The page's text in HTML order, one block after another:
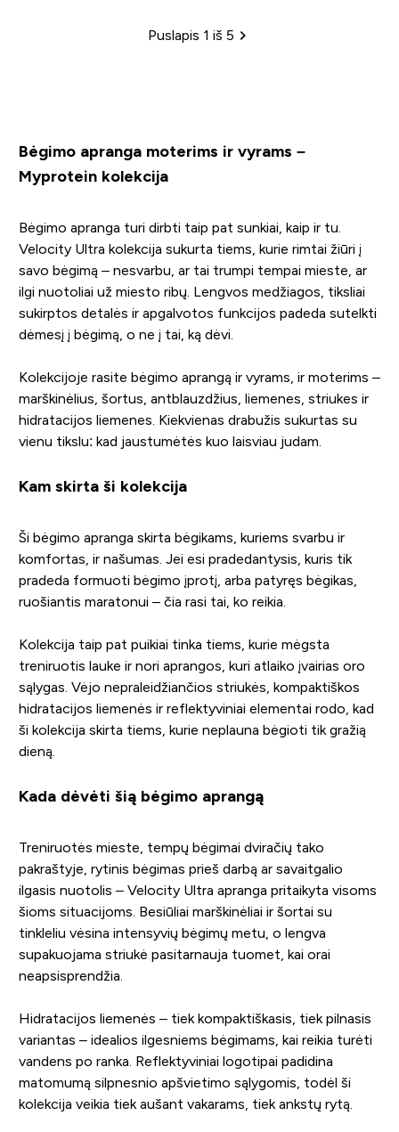
Puslapių žymėjimas
Puslapis 1 iš 5
Bėgimo apranga moterims ir vyrams –
Myprotein kolekcija
Bėgimo apranga turi dirbti taip pat sunkiai, kaip ir tu.
Velocity Ultra kolekcija sukurta tiems, kurie rimtai žiūri į
savo bėgimą – nesvarbu, ar tai trumpi tempai mieste, ar
ilgi nuotoliai už miesto ribų. Lengvos medžiagos, tiksliai
sukirptos detalės ir apgalvotos funkcijos padeda sutelkti
dėmesį į bėgimą, o ne į tai, ką dėvi.
Kolekcijoje rasite bėgimo aprangą ir vyrams, ir moterims –
marškinėlius, šortus, antblauzdžius, liemenes, striukes ir
hidratacijos liemenes. Kiekvienas drabužis sukurtas su
vienu tikslu: kad jaustumėtės kuo laisviau judam.
Kam skirta ši kolekcija
Ši bėgimo apranga skirta bėgikams, kuriems svarbu ir
komfortas, ir našumas. Jei esi pradedantysis, kuris tik
pradeda formuoti bėgimo įprotį, arba patyręs bėgikas,
ruošiantis maratonui – čia rasi tai, ko reikia.
Kolekcija taip pat puikiai tinka tiems, kurie mėgsta
treniruotis lauke ir nori aprangos, kuri atlaiko įvairias oro
sąlygas. Vėjo nepraleidžiančios striukės, kompaktiškos
hidratacijos liemenės ir reflektyviniai elementai rodo, kad
ši kolekcija skirta tiems, kurie neplauna bėgioti tik gražią
dieną.
Kada dėvėti šią bėgimo aprangą
Treniruotės mieste, tempų bėgimai dviračių tako
pakraštyje, rytinis bėgimas prieš darbą ar savaitgalio
ilgasis nuotolis – Velocity Ultra apranga pritaikyta visoms
šioms situacijoms. Besiūliai marškinėliai ir šortai su
tinkleliu vėsina intensyvių bėgimų metu, o lengva
supakuojama striukė pasitarnauja tuomet, kai orai
neapsisprendžia.
Hidratacijos liemenės – tiek kompaktiškasis, tiek pilnasis
variantas – idealios ilgesniems bėgimams, kai reikia turėti
vandens po ranka. Reflektyviniai logotipai padidina
matomumą silpnesnio apšvietimo sąlygomis, todėl ši
kolekcija veikia tiek aušant vakarams, tiek ankstų rytą.